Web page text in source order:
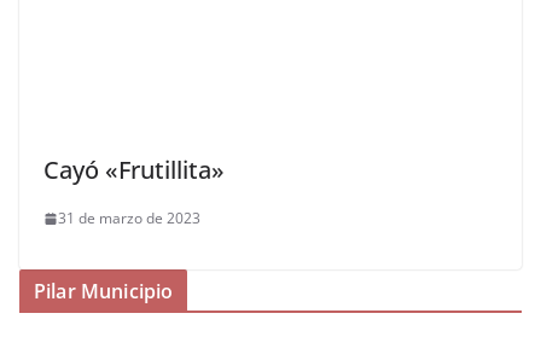
Cayó «Frutillita»
31 de marzo de 2023
Pilar Municipio